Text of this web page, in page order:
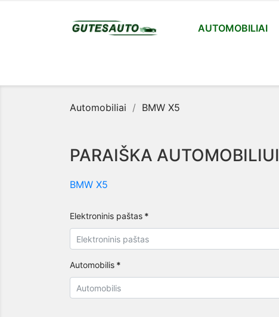
AUTOMOBILIAI
Automobiliai BMW X5
PARAIŠKA AUTOMOBILIUI
BMW X5
Elektroninis paštas *
Automobilis *